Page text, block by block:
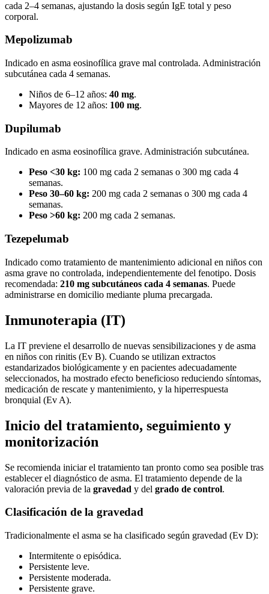
cada 2–4 semanas, ajustando la dosis según IgE total y peso
corporal.
Mepolizumab
Indicado en asma eosinofílica grave mal controlada. Administración
subcutánea cada 4 semanas.
Niños de 6–12 años: 40 mg.
Mayores de 12 años: 100 mg.
Dupilumab
Indicado en asma eosinofílica grave. Administración subcutánea.
Peso <30 kg: 100 mg cada 2 semanas o 300 mg cada 4
semanas.
Peso 30–60 kg: 200 mg cada 2 semanas o 300 mg cada 4
semanas.
Peso >60 kg: 200 mg cada 2 semanas.
Tezepelumab
Indicado como tratamiento de mantenimiento adicional en niños con
asma grave no controlada, independientemente del fenotipo. Dosis
recomendada: 210 mg subcutáneos cada 4 semanas. Puede
administrarse en domicilio mediante pluma precargada.
Inmunoterapia (IT)
La IT previene el desarrollo de nuevas sensibilizaciones y de asma
en niños con rinitis (Ev B). Cuando se utilizan extractos
estandarizados biológicamente y en pacientes adecuadamente
seleccionados, ha mostrado efecto beneficioso reduciendo síntomas,
medicación de rescate y mantenimiento, y la hiperrespuesta
bronquial (Ev A).
Inicio del tratamiento, seguimiento y
monitorización
Se recomienda iniciar el tratamiento tan pronto como sea posible tras
establecer el diagnóstico de asma. El tratamiento depende de la
valoración previa de la gravedad y del grado de control.
Clasificación de la gravedad
Tradicionalmente el asma se ha clasificado según gravedad (Ev D):
Intermitente o episódica.
Persistente leve.
Persistente moderada.
Persistente grave.